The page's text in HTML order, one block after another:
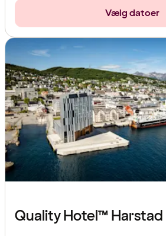
Vælg datoer
Quality Hotel™ Harstad